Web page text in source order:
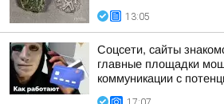
13:05
Соцсети, сайты
главные площадки
коммуникации с